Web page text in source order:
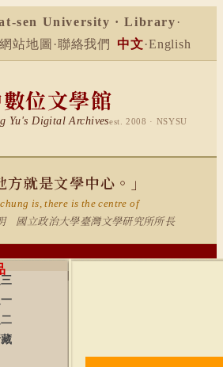
sen University · Library ·
網站地圖 ·聯絡我們 中文·English
位文學館
Yu's Digital Archivesest. 2008 · NSYSU
方就是文學中心。」
is, there is the centre of
國立政治大學臺灣文學研究所所長